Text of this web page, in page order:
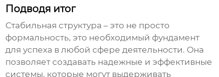
Подводя итог
Стабильная структура – это не просто
формальность, это необходимый фундамент
для успеха в любой сфере деятельности. Она
позволяет создавать надежные и эффективные
системы, которые могут выдерживать